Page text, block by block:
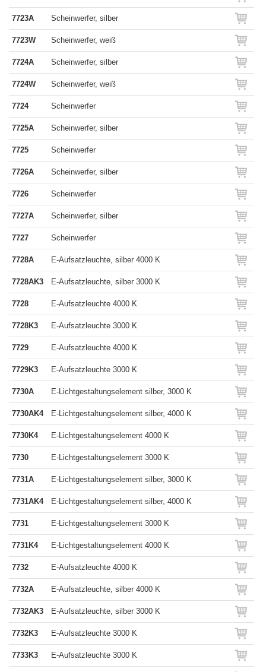
7723A Scheinwerfer, silber
7723W Scheinwerfer, weiß
7724A Scheinwerfer, silber
7724W Scheinwerfer, weiß
7724 Scheinwerfer
7725A Scheinwerfer, silber
7725 Scheinwerfer
7726A Scheinwerfer, silber
7726 Scheinwerfer
7727A Scheinwerfer, silber
7727 Scheinwerfer
7728A E-Aufsatzleuchte, silber 4000 K
7728AK3 E-Aufsatzleuchte, silber 3000 K
7728 E-Aufsatzleuchte 4000 K
7728K3 E-Aufsatzleuchte 3000 K
7729 E-Aufsatzleuchte 4000 K
7729K3 E-Aufsatzleuchte 3000 K
7730A E-Lichtgestaltungselement silber, 3000 K
7730AK4 E-Lichtgestaltungselement silber, 4000 K
7730K4 E-Lichtgestaltungselement 4000 K
7730 E-Lichtgestaltungselement 3000 K
7731A E-Lichtgestaltungselement silber, 3000 K
7731AK4 E-Lichtgestaltungselement silber, 4000 K
7731 E-Lichtgestaltungselement 3000 K
7731K4 E-Lichtgestaltungselement 4000 K
7732 E-Aufsatzleuchte 4000 K
7732A E-Aufsatzleuchte, silber 4000 K
7732AK3 E-Aufsatzleuchte, silber 3000 K
7732K3 E-Aufsatzleuchte 3000 K
7733K3 E-Aufsatzleuchte 3000 K